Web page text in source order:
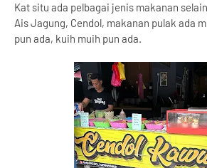
Kat situ ada pelbagai jenis makanan
Ais Jagung, Cendol, makanan pulak ada
pun ada, kuih muih pun ada.